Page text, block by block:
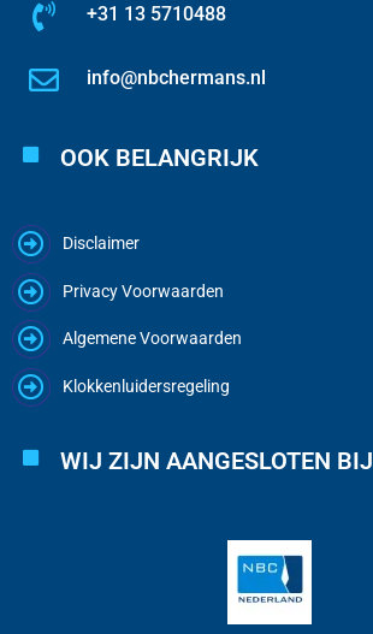
+31 13 5710488
info@nbchermans.nl
OOK BELANGRIJK
Disclaimer
Privacy Voorwaarden
Algemene Voorwaarden
Klokkenluidersregeling
WIJ ZIJN AANGESLOTEN BIJ